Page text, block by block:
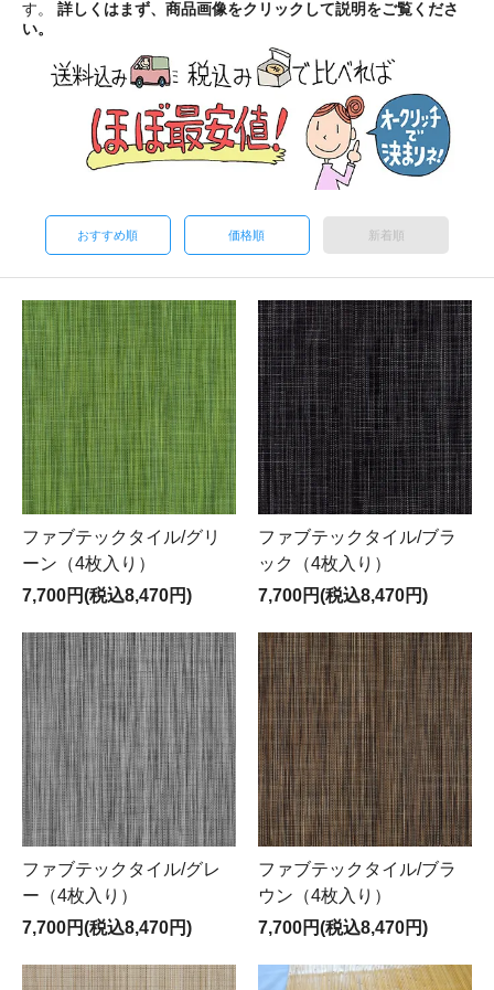
す。 詳しくはまず、商品画像をクリックして説明をご覧くださ
い。
おすすめ順 価格順 新着順
ファブテックタイル/グリ
ーン（4枚入り）
7,700円(税込8,470円)
ファブテックタイル/ブラ
ック（4枚入り）
7,700円(税込8,470円)
ファブテックタイル/グレ
ー（4枚入り）
7,700円(税込8,470円)
ファブテックタイル/ブラ
ウン（4枚入り）
7,700円(税込8,470円)